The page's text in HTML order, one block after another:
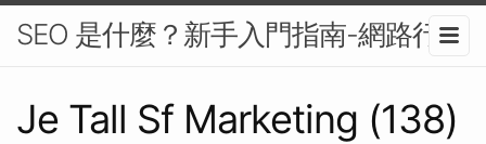
SEO 是什麼？新手入門指南-網路行銷
Je Tall Sf Marketing (138)